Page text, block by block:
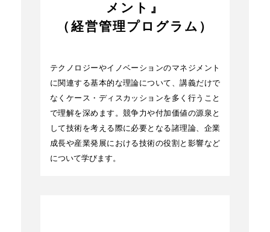
メント』
（経営管理プログラム）
テクノロジーやイノベーションのマネジメント
に関連する基本的な理論について、講義だけで
なくケース・ディスカッションを多く行うこと
で理解を深めます。競争力や付加価値の源泉と
して技術を考える際に必要となる諸理論、企業
成長や産業発展における技術の役割と影響など
について学びます。